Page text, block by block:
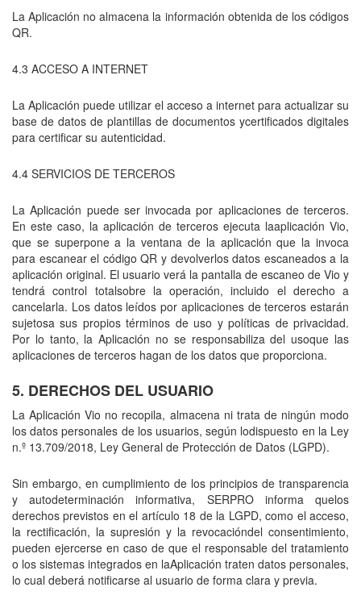
La Aplicación no almacena la información obtenida de los códigos
QR.
4.3 ACCESO A INTERNET
La Aplicación puede utilizar el acceso a internet para actualizar su
base de datos de plantillas de documentos ycertificados digitales
para certificar su autenticidad.
4.4 SERVICIOS DE TERCEROS
La Aplicación puede ser invocada por aplicaciones de terceros.
En este caso, la aplicación de terceros ejecuta laaplicación Vio,
que se superpone a la ventana de la aplicación que la invoca
para escanear el código QR y devolverlos datos escaneados a la
aplicación original. El usuario verá la pantalla de escaneo de Vio y
tendrá control totalsobre la operación, incluido el derecho a
cancelarla. Los datos leídos por aplicaciones de terceros estarán
sujetosa sus propios términos de uso y políticas de privacidad.
Por lo tanto, la Aplicación no se responsabiliza del usoque las
aplicaciones de terceros hagan de los datos que proporciona.
5. DERECHOS DEL USUARIO
La Aplicación Vio no recopila, almacena ni trata de ningún modo
los datos personales de los usuarios, según lodispuesto en la Ley
n.º 13.709/2018, Ley General de Protección de Datos (LGPD).
Sin embargo, en cumplimiento de los principios de transparencia
y autodeterminación informativa, SERPRO informa quelos
derechos previstos en el artículo 18 de la LGPD, como el acceso,
la rectificación, la supresión y la revocacióndel consentimiento,
pueden ejercerse en caso de que el responsable del tratamiento
o los sistemas integrados en laAplicación traten datos personales,
lo cual deberá notificarse al usuario de forma clara y previa.